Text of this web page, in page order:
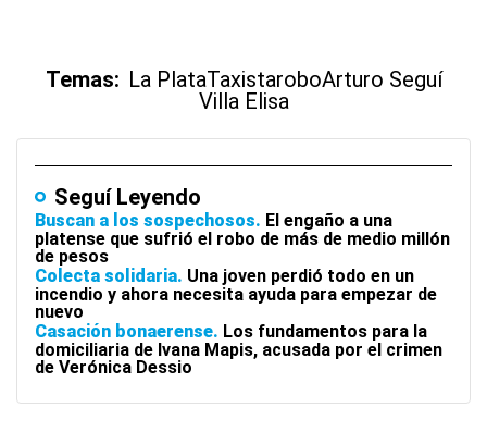
Temas: La PlataTaxistaroboArturo Seguí
Villa Elisa
Seguí Leyendo
Buscan a los sospechosos El engaño a una
platense que sufrió el robo de más de medio millón
de pesos
Colecta solidaria Una joven perdió todo en un
incendio y ahora necesita ayuda para empezar de
nuevo
Casación bonaerense Los fundamentos para la
domiciliaria de Ivana Mapis, acusada por el crimen
de Verónica Dessio